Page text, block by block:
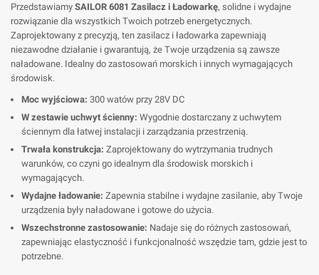
Przedstawiamy SAILOR 6081 Zasilacz i Ładowarkę, solidne i wydajne
rozwiązanie dla wszystkich Twoich potrzeb energetycznych.
Zaprojektowany z precyzją, ten zasilacz i ładowarka zapewniają
niezawodne działanie i gwarantują, że Twoje urządzenia są zawsze
naładowane. Idealny do zastosowań morskich i innych wymagających
środowisk.
Moc wyjściowa: 300 watów przy 28V DC
W zestawie uchwyt ścienny: Wygodnie dostarczany z uchwytem
ściennym dla łatwej instalacji i zarządzania przestrzenią.
Trwała konstrukcja: Zaprojektowany do wytrzymania trudnych
warunków, co czyni go idealnym dla środowisk morskich i
wymagających.
Wydajne ładowanie: Zapewnia stabilne i wydajne zasilanie, aby Twoje
urządzenia były naładowane i gotowe do użycia.
Wszechstronne zastosowanie: Nadaje się do różnych zastosowań,
zapewniając elastyczność i funkcjonalność wszędzie tam, gdzie jest to
potrzebne.